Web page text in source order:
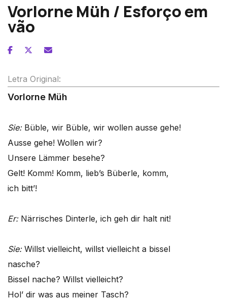
Vorlorne Müh / Esforço em
vão
Letra Original:
Vorlorne Müh
Sie:Büble, wir Büble, wir wollen ausse gehe!
Ausse gehe! Wollen wir?
Unsere Lämmer besehe?
Gelt! Komm! Komm, lieb’s Büberle, komm,
ich bitt’!
Er:Närrisches Dinterle, ich geh dir halt nit!
Sie:Willst vielleicht, willst vielleicht a bissel
nasche?
Bissel nache? Willst vielleicht?
Hol’ dir was aus meiner Tasch?